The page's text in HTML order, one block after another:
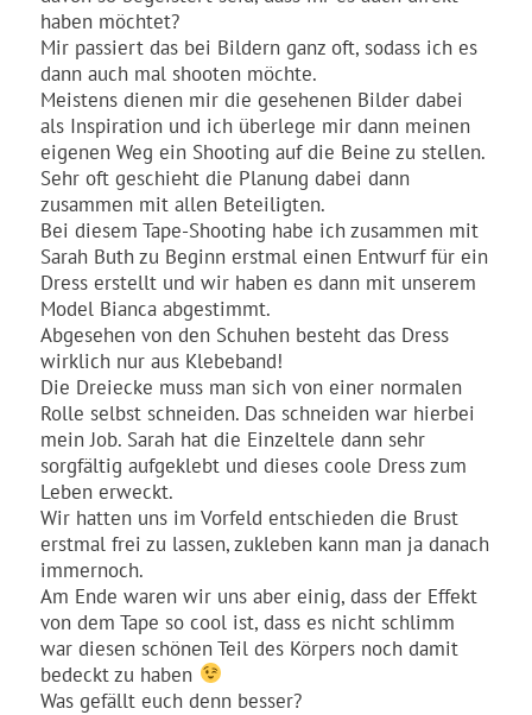
haben möchtet?
Mir passiert das bei Bildern ganz oft, sodass ich es
dann auch mal shooten möchte.
Meistens dienen mir die gesehenen Bilder dabei
als Inspiration und ich überlege mir dann meinen
eigenen Weg ein Shooting auf die Beine zu stellen.
Sehr oft geschieht die Planung dabei dann
zusammen mit allen Beteiligten.
Bei diesem Tape-Shooting habe ich zusammen mit
Sarah Buth zu Beginn erstmal einen Entwurf für ein
Dress erstellt und wir haben es dann mit unserem
Model Bianca abgestimmt.
Abgesehen von den Schuhen besteht das Dress
wirklich nur aus Klebeband!
Die Dreiecke muss man sich von einer normalen
Rolle selbst schneiden. Das schneiden war hierbei
mein Job. Sarah hat die Einzeltele dann sehr
sorgfältig aufgeklebt und dieses coole Dress zum
Leben erweckt.
Wir hatten uns im Vorfeld entschieden die Brust
erstmal frei zu lassen, zukleben kann man ja danach
immernoch.
Am Ende waren wir uns aber einig, dass der Effekt
von dem Tape so cool ist, dass es nicht schlimm
war diesen schönen Teil des Körpers noch damit
bedeckt zu haben
Was gefällt euch denn besser?